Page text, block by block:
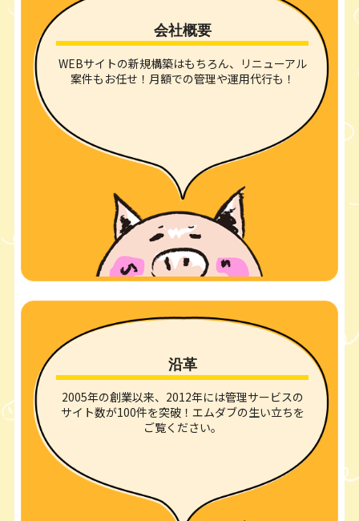
会社概要
WEBサイトの新規構築はもちろん、リニューアル
案件もお任せ！月額での管理や運用代行も！
沿革
2005年の創業以来、2012年には管理サービスの
サイト数が100件を突破！エムダブの生い立ちを
ご覧ください。